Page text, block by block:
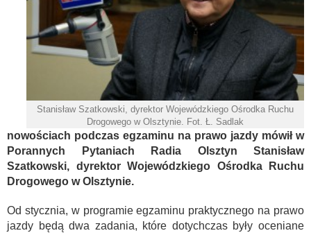
Stanisław Szatkowski, dyrektor Wojewódzkiego Ośrodka Ruchu
Drogowego w Olsztynie. Fot. Ł. Sadlak
nowościach podczas egzaminu na prawo jazdy mówił w
Porannych Pytaniach Radia Olsztyn Stanisław
Szatkowski, dyrektor Wojewódzkiego Ośrodka Ruchu
Drogowego w Olsztynie.
Od stycznia, w programie egzaminu praktycznego na prawo
jazdy będą dwa zadania, które dotychczas były oceniane